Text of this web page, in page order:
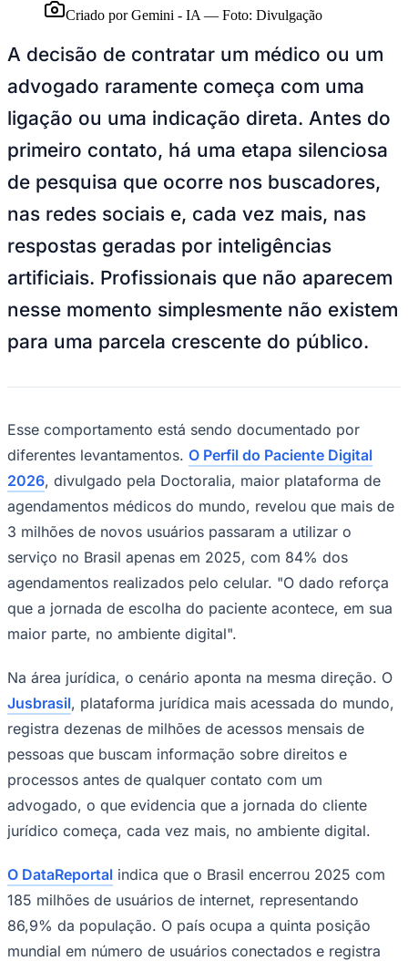
Panorama Econômico
Verificar EmpresaNovo
Publicidade Legal
NBA
Fórmula 1
Tênis (ATP)
NHL
Vôlei
Libertadores
Sul-Americana
Copa América
Champions League
Premier League
La Liga
Bundesliga
Mundial 2026
Criado por Gemini - IA — Foto: Divulgação
A decisão de contratar um médico ou um
advogado raramente começa com uma
ligação ou uma indicação direta. Antes do
primeiro contato, há uma etapa silenciosa
de pesquisa que ocorre nos buscadores,
nas redes sociais e, cada vez mais, nas
respostas geradas por inteligências
artificiais. Profissionais que não aparecem
nesse momento simplesmente não existem
para uma parcela crescente do público.
Esse comportamento está sendo documentado por
diferentes levantamentos. O Perfil do Paciente Digital
2026, divulgado pela Doctoralia, maior plataforma de
agendamentos médicos do mundo, revelou que mais de
3 milhões de novos usuários passaram a utilizar o
serviço no Brasil apenas em 2025, com 84% dos
agendamentos realizados pelo celular. "O dado reforça
que a jornada de escolha do paciente acontece, em sua
maior parte, no ambiente digital".
Na área jurídica, o cenário aponta na mesma direção. O
Jusbrasil, plataforma jurídica mais acessada do mundo,
registra dezenas de milhões de acessos mensais de
pessoas que buscam informação sobre direitos e
processos antes de qualquer contato com um
advogado, o que evidencia que a jornada do cliente
jurídico começa, cada vez mais, no ambiente digital.
O DataReportal indica que o Brasil encerrou 2025 com
185 milhões de usuários de internet, representando
86,9% da população. O país ocupa a quinta posição
mundial em número de usuários conectados e registra